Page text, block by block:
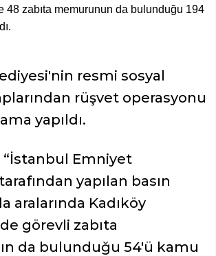
48 zabıta memurunun da bulunduğu 194
resmi sosyal
rüşvet operasyonu
yapıldı.
“İstanbul Emniyet
yapılan basın
aralarında Kadıköy
görevli zabıta
da bulunduğu 54'ü kamu